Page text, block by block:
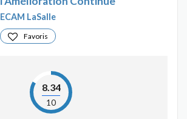
ECAM LaSalle
Favoris
8.34
10